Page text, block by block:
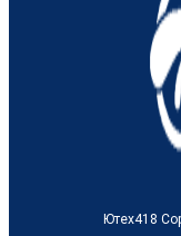
Ютех418